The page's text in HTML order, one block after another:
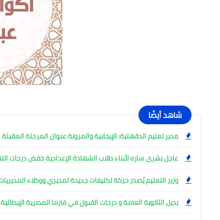
شاهد أيضًا
مدير تعليم الدقهلية: الإيجابية والمرونة عنوان المرحلة المقبلة
عاجل بشرى ساره لأبناء طلاب الشهادة الإعدادية خفض درجات
وزير التعليم يُصدر حركة تكليفات جديدة لمديري ووكلاء
بديل الثانوية العامة و درجات القبول في فارما المصرية الإيطالية